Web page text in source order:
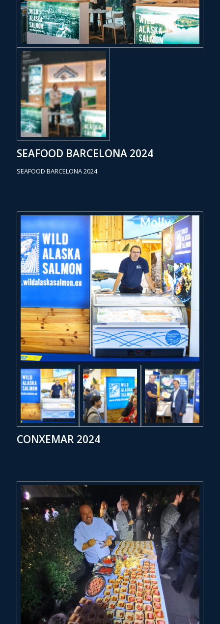
SEAFOOD BARCELONA 2024
SEAFOOD BARCELONA 2024
CONXEMAR 2024